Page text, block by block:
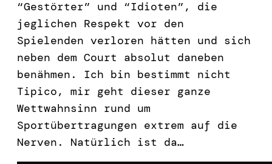
“Gestörter” und “Idioten”, die
jeglichen Respekt vor den
Spielenden verloren hätten und sich
neben dem Court absolut daneben
benähmen. Ich bin bestimmt nicht
Tipico, mir geht dieser ganze
Wettwahnsinn rund um
Sportübertragungen extrem auf die
Nerven. Natürlich ist da…